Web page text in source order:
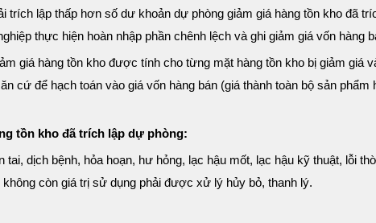
trích lập thấp hơn số dư khoản dự phòng giảm giá hàng tồn kho đã
thực hiện hoàn nhập phần chênh lệch và ghi giảm giá vốn hàng
giá hàng tồn kho được tính cho từng mặt hàng tồn kho bị giảm giá
cứ để hạch toán vào giá vốn hàng bán (giá thành toàn bộ sản phẩm
tồn kho đã trích lập dự phòng:
tai, dịch bệnh, hỏa hoạn, hư hỏng, lạc hậu mốt, lạc hậu kỹ thuật, lỗi
không còn giá trị sử dụng phải được xử lý hủy bỏ, thanh lý.